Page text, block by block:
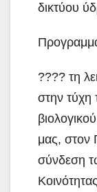
δικτύου
???? τη
στην τύχη
μας, στον
σύνδεση